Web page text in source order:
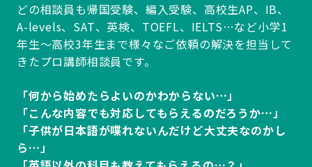
どの相談員も帰国受験、編入受験、高校生AP、IB、
A-levels、SAT、英検、TOEFL、IELTS…など小学1
年生～高校3年生まで様々なご依頼の解決を担当して
きたプロ講師相談員です。
「何から始めたらよいのかわからない…」
「こんな内容でも対応してもらえるのだろうか…」
「子供が日本語が喋れないんだけど大丈夫なのかし
ら…」